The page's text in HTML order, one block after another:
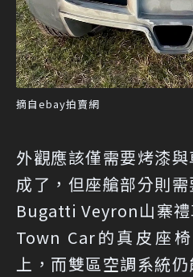
摘自ebay拍賣網
外觀應該僅需要烤漆
成了，但座艙部分則
Bugatti Veyron山寨禮
Town Car的真皮座
上，而雙區空調系統